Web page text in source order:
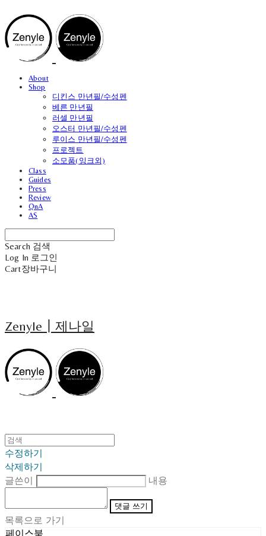
About
Shop
디킨스 만년필/수성펜
베른 만년필
러셀 만년필
오스터 만년필/수성펜
루이스 만년필/수성펜
프로젝트
소모품(잉크외)
Class
Guides
Press
Review
QnA
AS
Search 검색
Log In 로그인
Cart장바구니
Zenyle┃제나일
수정하기
삭제하기
글쓴이
내용
댓글 쓰기
목록으로 가기
페이스북